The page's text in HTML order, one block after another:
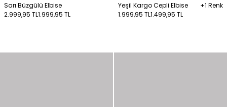
Sarı Büzgülü Elbise
2.999,95 TL1.999,95 TL
Yeşil Kargo Cepli Elbise
+1 Renk
1.999,95 TL1.499,95 TL